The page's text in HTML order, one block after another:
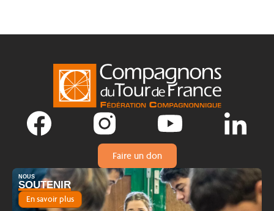
Faire un don
NOUS
SOUTENIR
En savoir plus